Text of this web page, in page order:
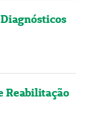
Reabilitação